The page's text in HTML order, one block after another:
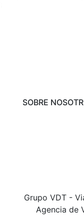
SOBRE
Grupo VDT -
Agencia de